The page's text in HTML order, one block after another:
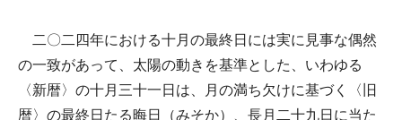
二〇二四年における十月の最終日には実に見事な偶然
の一致があって、太陽の動きを基準とした、いわゆる
〈新暦〉の十月三十一日は、月の満ち欠けに基づく〈旧
暦〉の最終日たる晦日（みそか）、長月二十九日に当た